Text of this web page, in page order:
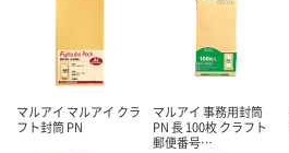
マルアイ マルアイ クラ
フト封筒 PN
マルアイ 事務用封筒
PN 長 100枚 クラフト
郵便番号…